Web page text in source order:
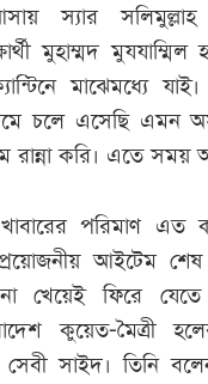
স্যার
মুহাম্মদ
মাঝেমধ্যে যাই।
চলে এসেছি এমন
রান্না করি। এতে সময়
পরিমাণ এত
আইটেম
না খেয়েই ফিরে
কুয়েত-মৈত্রী
সেবী সাইদ। তিনি